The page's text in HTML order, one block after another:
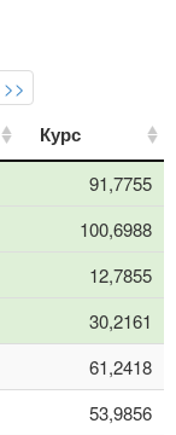
>>
Курс
91,7755
100,6988
12,7855
30,2161
61,2418
53,9856
Курс